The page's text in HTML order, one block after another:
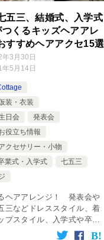
五三、結婚式、入学式
すすめヘアアクセ15選
年3月30日
年5月14日
装・衣装
日会
発表会
役立ち情報
クセサリー・小物
業式・入学式
七五三
ヘアアレンジ！ 発表会や
三などドレススタイル、着
プスタイル、入学式や卒業
タイルや袴スタイルにぴっ